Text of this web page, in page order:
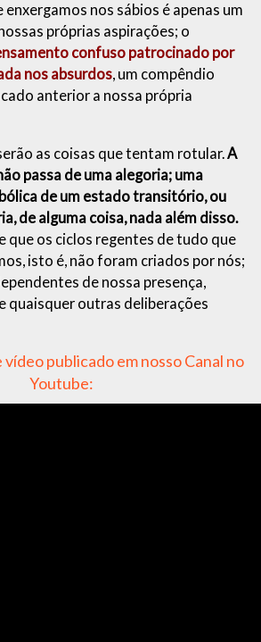
nos sábios é apenas um
próprias aspirações; o
confuso patrocinado por
nos absurdos, um compêndio
anterior a nossa própria
as coisas que tentam rotular. A
passa de uma alegoria; uma
de um estado transitório, ou
de alguma coisa, nada além disso.
que os ciclos regentes de tudo que
isto é, não foram criados por nós;
de nossa presença,
quaisquer outras deliberações
publicado em nosso Canal no
Youtube: